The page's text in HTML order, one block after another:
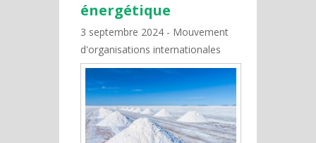
énergétique
3 septembre 2024
Mouvement
d'organisations internationales